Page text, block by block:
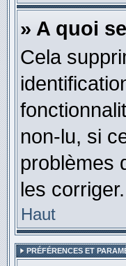
» A quoi
Cela
non-lu, si
problèmes
les corriger.
Haut
PRÉFÉRENCES ET